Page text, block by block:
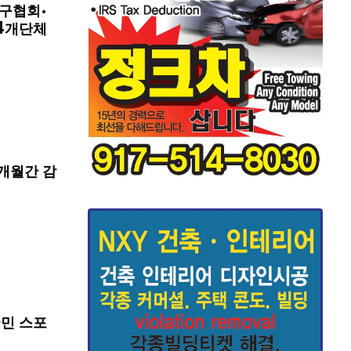
협회·
단체
월간 감
스포